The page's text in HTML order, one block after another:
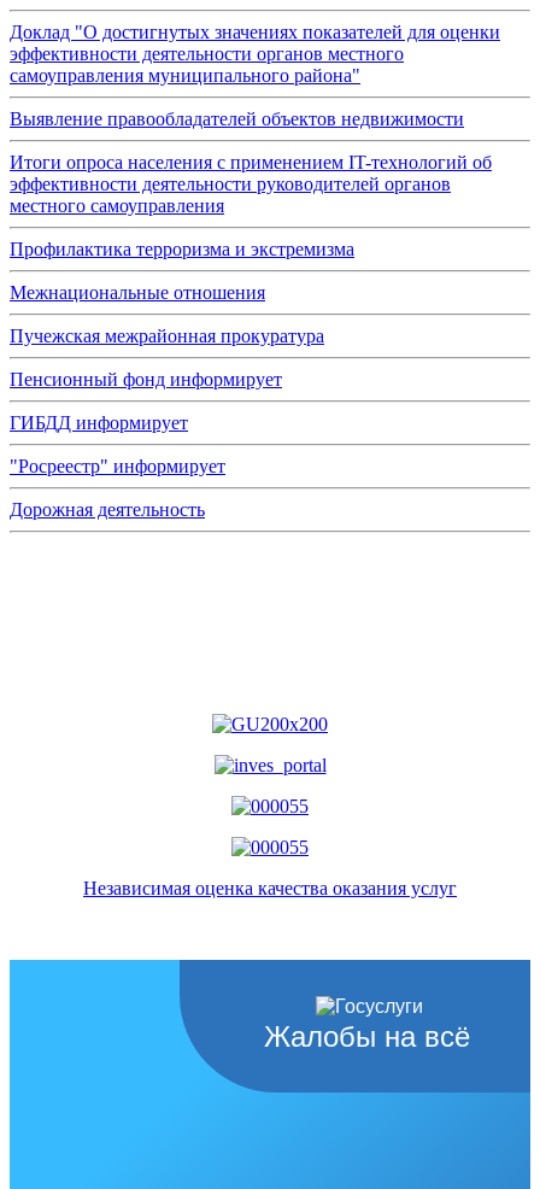
Доклад "О достигнутых значениях показателей для оценки
эффективности деятельности органов местного
самоуправления муниципального района"
Выявление правообладателей объектов недвижимости
Итоги опроса населения с применением IT-технологий об
эффективности деятельности руководителей органов
местного самоуправления
Профилактика терроризма и экстремизма
Межнациональные отношения
Пучежская межрайонная прокуратура
Пенсионный фонд информирует
ГИБДД информирует
"Росреестр" информирует
Дорожная деятельность
Независимая оценка качества оказания услуг
Жалобы на всё